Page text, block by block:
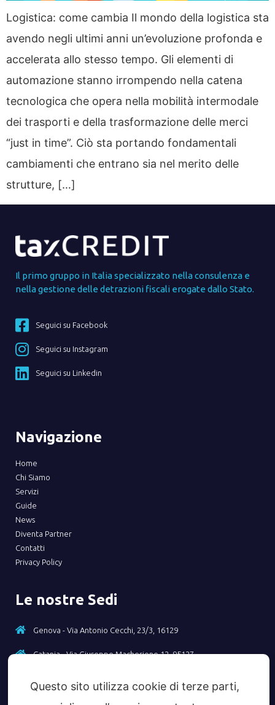
Logistica: come cambia Il mondo della logistica sta
avendo negli ultimi anni un’evoluzione profonda e
accelerata allo stesso tempo. Gli elementi di
automazione stanno irrompendo nella catena
tecnologica che opera nella mobilità intermodale
dei trasporti e della trasformazione delle merci
“just in time”. Ciò sta portando fondamentali
cambiamenti che entrano sia nel merito delle
strutture, […]
Il primo gruppo in Italia specializzato nella consulenza e
nella gestione delle detrazioni fiscali erogate dallo Stato.
Seguici su Facebook
Seguici su Instagram
Seguici su Linkedin
Navigazione
Home
Chi Siamo
Servizi
Guide
News
Diventa Partner
Contatti
Privacy Policy
Le nostre Sedi
Genova - Via Antonio Cecchi, 23/3, 16129
Catania - Via Giuseppe Macherione 12, 95127
Contatti
Questo sito utilizza cookie di terze parti,